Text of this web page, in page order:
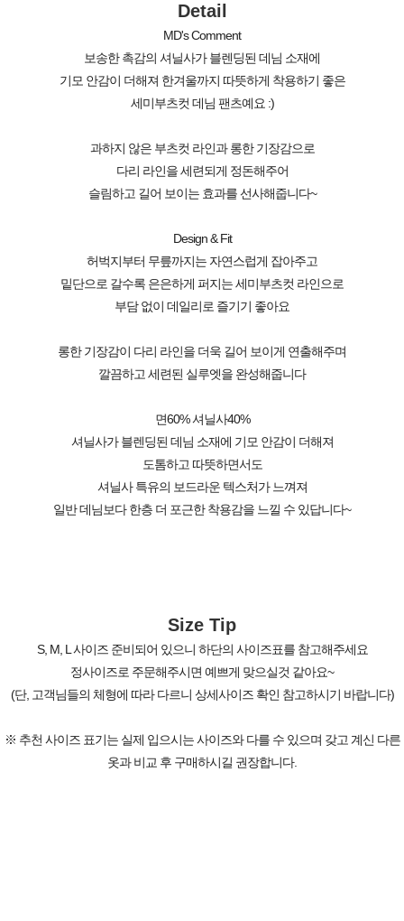
Detail
MD's Comment
보송한 촉감의 셔닐사가 블렌딩된 데님 소재에
기모 안감이 더해져 한겨울까지 따뜻하게 착용하기 좋은
세미부츠컷 데님 팬츠예요 :)
과하지 않은 부츠컷 라인과 롱한 기장감으로
다리 라인을 세련되게 정돈해주어
슬림하고 길어 보이는 효과를 선사해줍니다~
Design & Fit
허벅지부터 무릎까지는 자연스럽게 잡아주고
밑단으로 갈수록 은은하게 퍼지는 세미부츠컷 라인으로
부담 없이 데일리로 즐기기 좋아요
롱한 기장감이 다리 라인을 더욱 길어 보이게 연출해주며
깔끔하고 세련된 실루엣을 완성해줍니다
면60% 셔닐사40%
셔닐사가 블렌딩된 데님 소재에 기모 안감이 더해져
도톰하고 따뜻하면서도
셔닐사 특유의 보드라운 텍스처가 느껴져
일반 데님보다 한층 더 포근한 착용감을 느낄 수 있답니다~
Size Tip
S, M, L 사이즈 준비되어 있으니 하단의 사이즈표를 참고해주세요
정사이즈로 주문해주시면 예쁘게 맞으실것 같아요~
(단, 고객님들의 체형에 따라 다르니 상세사이즈 확인 참고하시기 바랍니다)
※ 추천 사이즈 표기는 실제 입으시는 사이즈와 다를 수 있으며 갖고 계신 다른
옷과 비교 후 구매하시길 권장합니다.